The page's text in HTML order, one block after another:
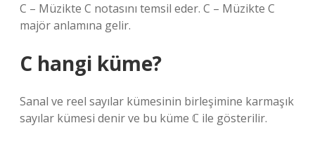
C – Müzikte C notasını temsil eder. C – Müzikte C
majör anlamına gelir.
C hangi küme?
Sanal ve reel sayılar kümesinin birleşimine karmaşık
sayılar kümesi denir ve bu küme ℂ ile gösterilir.